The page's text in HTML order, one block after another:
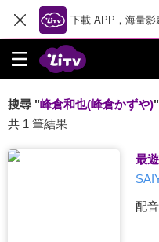
下載 APP，海量影
搜尋 "峰倉和也(峰倉かずや)"
共 1 筆結果
最
配音